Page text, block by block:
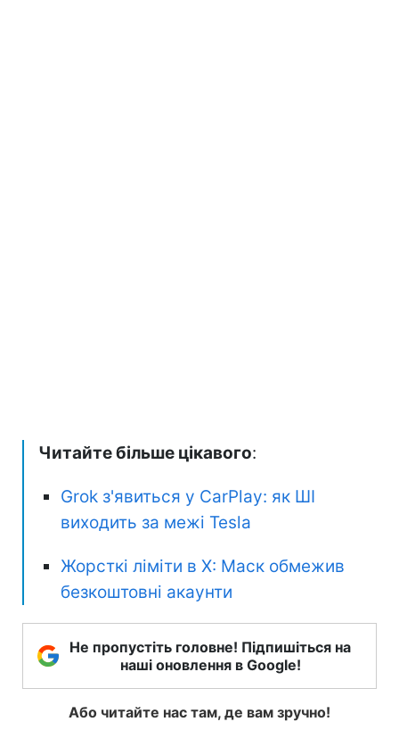
Читайте більше цікавого:
Grok з'явиться у CarPlay: як ШІ
виходить за межі Tesla
Жорсткі ліміти в X: Маск обмежив
безкоштовні акаунти
Не пропустіть головне! Підпишіться на
наші оновлення в Google!
Або читайте нас там, де вам зручно!